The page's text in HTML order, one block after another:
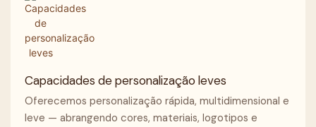
Capacidades de personalização leves
Oferecemos personalização rápida, multidimensional e
leve — abrangendo cores, materiais, logotipos e